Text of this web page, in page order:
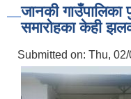
जानकी गाउँपालिका
समारोहका केही
Submitted on: Thu,